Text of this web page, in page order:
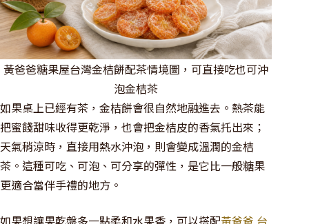
黃爸爸糖果屋台灣金桔餅配茶情境圖，可直接吃也可沖
泡金桔茶
如果桌上已經有茶，金桔餅會很自然地融進去。熱茶能
把蜜餞甜味收得更乾淨，也會把金桔皮的香氣托出來；
天氣稍涼時，直接用熱水沖泡，則會變成溫潤的金桔
茶。這種可吃、可泡、可分享的彈性，是它比一般糖果
更適合當伴手禮的地方。